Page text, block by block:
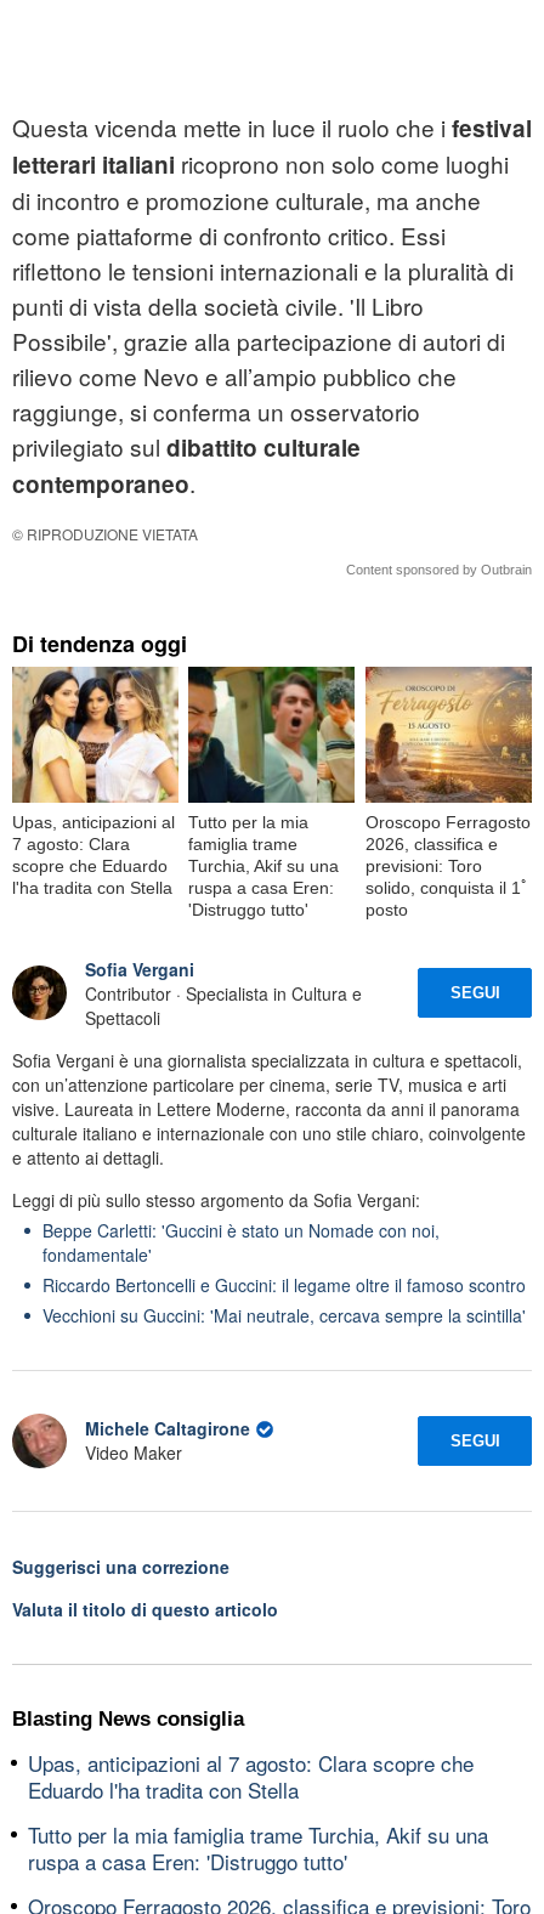
Questa vicenda mette in luce il ruolo che i festival
letterari italiani ricoprono non solo come luoghi
di incontro e promozione culturale, ma anche
come piattaforme di confronto critico. Essi
riflettono le tensioni internazionali e la pluralità di
punti di vista della società civile. 'Il Libro
Possibile', grazie alla partecipazione di autori di
rilievo come Nevo e all’ampio pubblico che
raggiunge, si conferma un osservatorio
privilegiato sul dibattito culturale
contemporaneo.
© RIPRODUZIONE VIETATA
Content sponsored by Outbrain
Di tendenza oggi
Upas, anticipazioni al
7 agosto: Clara
scopre che Eduardo
l'ha tradita con Stella
Tutto per la mia
famiglia trame
Turchia, Akif su una
ruspa a casa Eren:
'Distruggo tutto'
Oroscopo Ferragosto
2026, classifica e
previsioni: Toro
solido, conquista il 1ﾟ
posto
Sofia Vergani
Contributor · Specialista in Cultura e
Spettacoli
SEGUI
Sofia Vergani è una giornalista specializzata in cultura e spettacoli,
con un’attenzione particolare per cinema, serie TV, musica e arti
visive. Laureata in Lettere Moderne, racconta da anni il panorama
culturale italiano e internazionale con uno stile chiaro, coinvolgente
e attento ai dettagli.
Leggi di più sullo stesso argomento da Sofia Vergani:
Beppe Carletti: 'Guccini è stato un Nomade con noi,
fondamentale'
Riccardo Bertoncelli e Guccini: il legame oltre il famoso scontro
Vecchioni su Guccini: 'Mai neutrale, cercava sempre la scintilla'
Michele Caltagirone
Video Maker
SEGUI
Suggerisci una correzione
Valuta il titolo di questo articolo
Blasting News consiglia
Upas, anticipazioni al 7 agosto: Clara scopre che
Eduardo l'ha tradita con Stella
Tutto per la mia famiglia trame Turchia, Akif su una
ruspa a casa Eren: 'Distruggo tutto'
Oroscopo Ferragosto 2026, classifica e previsioni: Toro